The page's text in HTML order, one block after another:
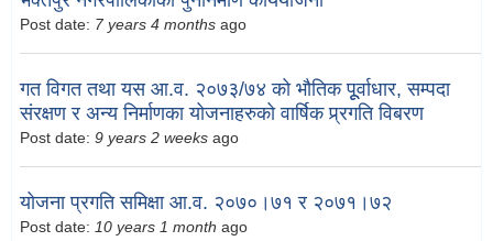
Post date: 7 years 4 months ago
गत विगत तथा यस आ.व. २०७३/७४ को भौतिक पूूर्वाधार, सम्पदा
संरक्षण र अन्य निर्माणका योजनाहरुको वार्षिक प्र्रगति विबरण
Post date: 9 years 2 weeks ago
योजना प्रगति समिक्षा आ.व. २०७०।७१ र २०७१।७२
Post date: 10 years 1 month ago